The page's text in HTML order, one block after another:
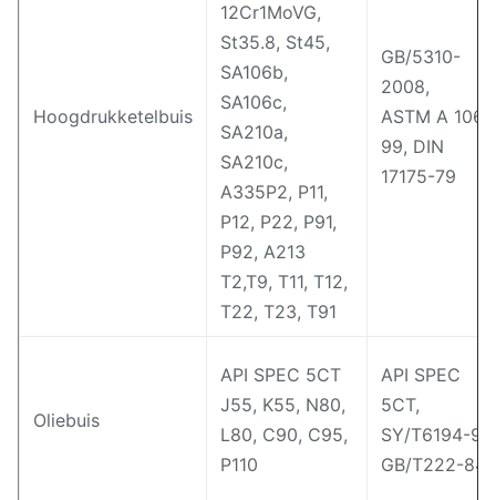
Hoogdrukketelbuis
12Cr1MoVG,
St35.8, St45,
SA106b,
SA106c,
SA210a,
SA210c,
A335P2, P11,
P12, P22, P91,
P92, A213
T2,T9, T11, T12,
T22, T23, T91
GB/5310-
2008,
ASTM A 106-
99, DIN
17175-79
Oliebuis
API SPEC 5CT
J55, K55, N80,
L80, C90, C95,
P110
API SPEC
5CT,
SY/T6194-96,
GB/T222-84,